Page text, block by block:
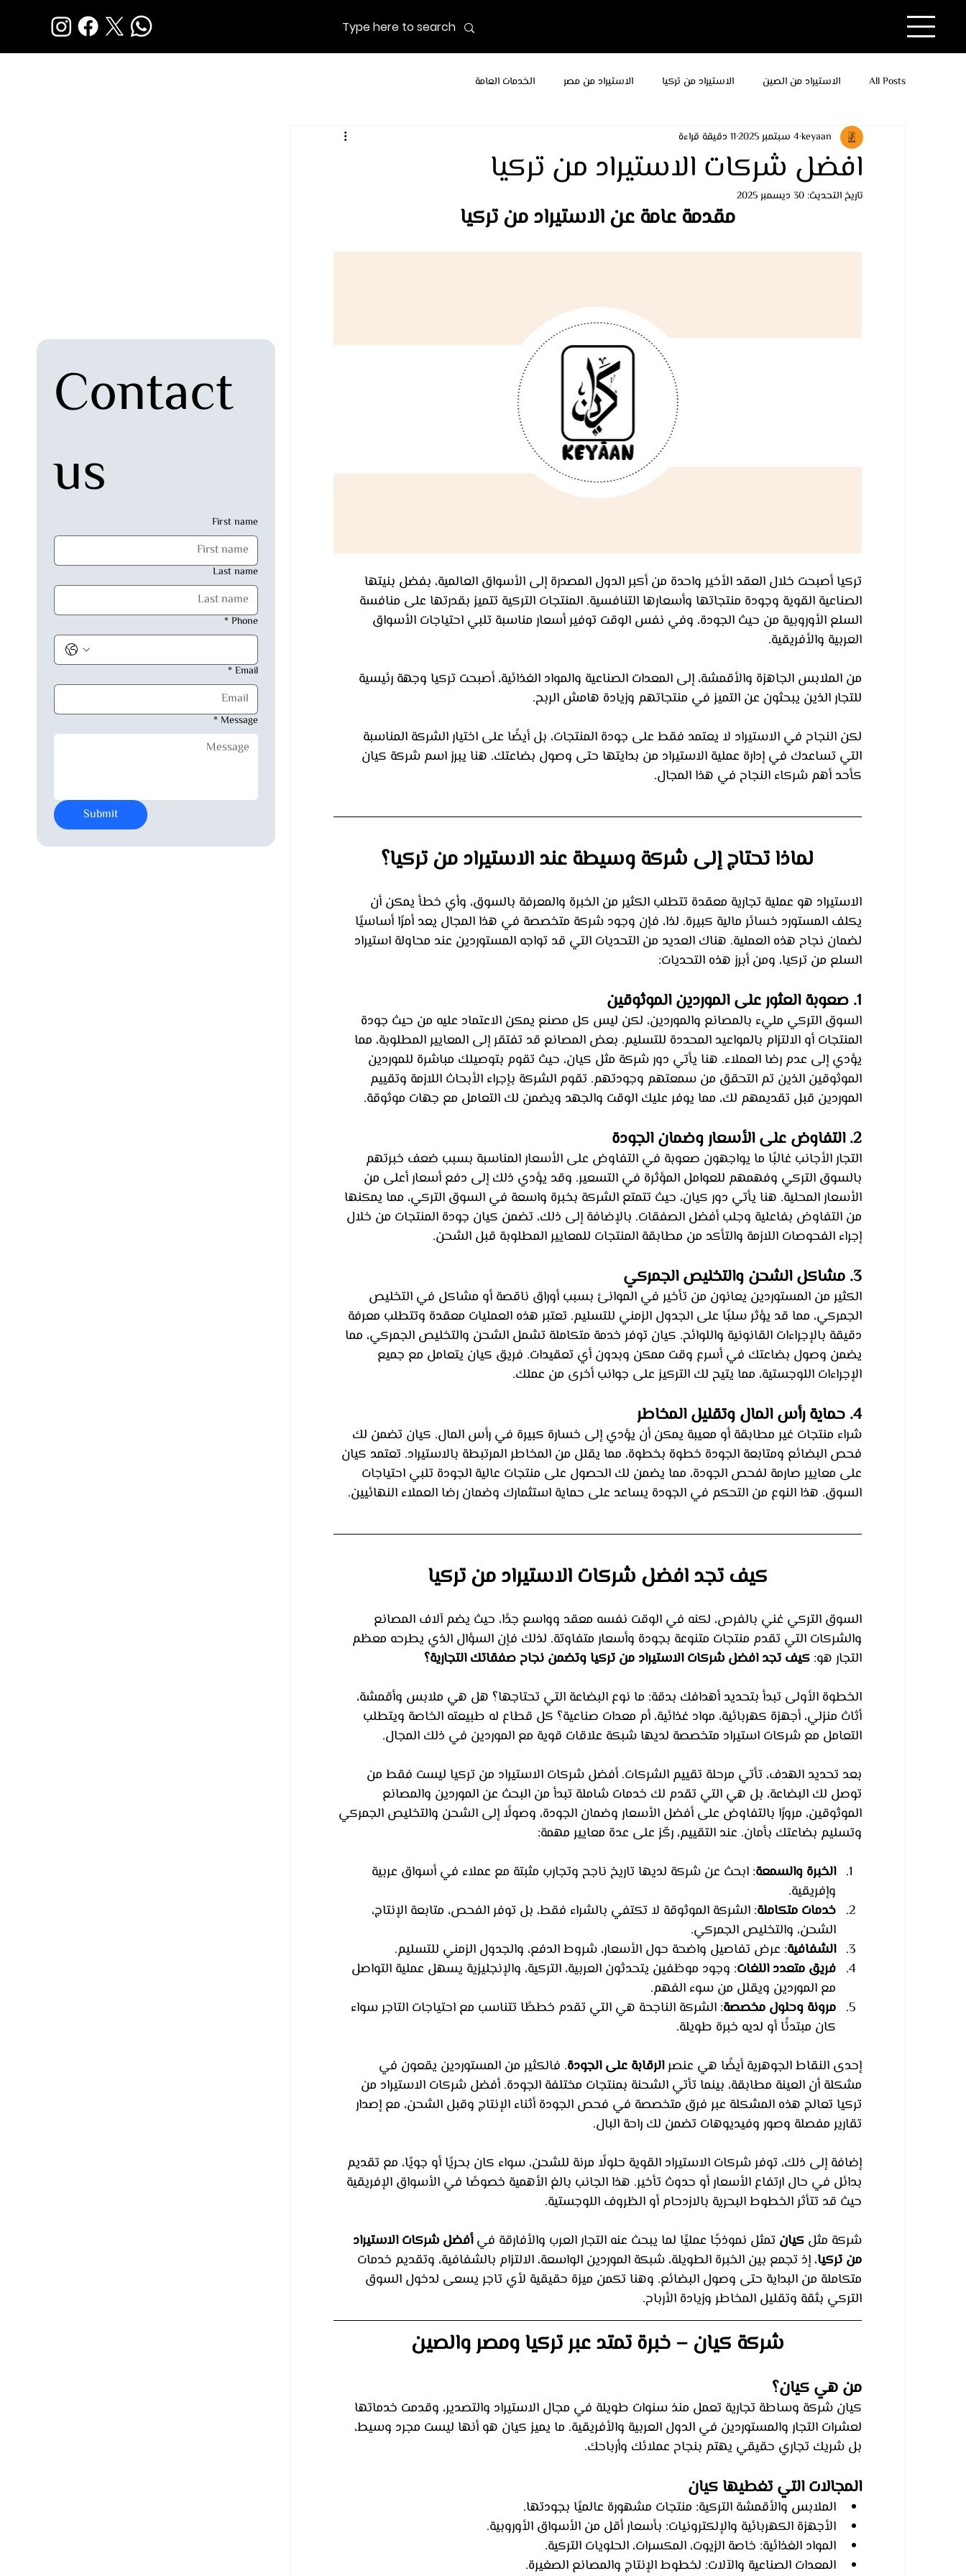
All Posts الاستيراد من الصين الاستيراد من تركيا الاستيراد من مصر الخدمات العامة
افضل شركات الاستيراد من تركيا
keyaan4 سبتمبر 2025 11 دقيقة قراءة
تاريخ التحديث: 30 ديسمبر 2025
مقدمة عامة عن الاستيراد من تركيا
تركيا أصبحت خلال العقد الأخير واحدة من أكبر الدول المصدرة إلى الأسواق العالمية، بفضل بنيتها
الصناعية القوية وجودة منتجاتها وأسعارها التنافسية. المنتجات التركية تتميز بقدرتها على منافسة
السلع الأوروبية من حيث الجودة، وفي نفس الوقت توفير أسعار مناسبة تلبي احتياجات الأسواق
العربية والأفريقية.
من الملابس الجاهزة والأقمشة، إلى المعدات الصناعية والمواد الغذائية، أصبحت تركيا وجهة رئيسية
للتجار الذين يبحثون عن التميز في منتجاتهم وزيادة هامش الربح.
لكن النجاح في الاستيراد لا يعتمد فقط على جودة المنتجات، بل أيضًا على اختيار الشركة المناسبة
التي تساعدك في إدارة عملية الاستيراد من بدايتها حتى وصول بضاعتك. هنا يبرز اسم شركة كيان
كأحد أهم شركاء النجاح في هذا المجال.
لماذا تحتاج إلى شركة وسيطة عند الاستيراد من تركيا؟
الاستيراد هو عملية تجارية معقدة تتطلب الكثير من الخبرة والمعرفة بالسوق، وأي خطأ يمكن أن
يكلف المستورد خسائر مالية كبيرة. لذا، فإن وجود شركة متخصصة في هذا المجال يعد أمرًا أساسيًا
لضمان نجاح هذه العملية. هناك العديد من التحديات التي قد تواجه المستوردين عند محاولة استيراد
السلع من تركيا، ومن أبرز هذه التحديات:
1. صعوبة العثور على الموردين الموثوقين
السوق التركي مليء بالمصانع والموردين، لكن ليس كل مصنع يمكن الاعتماد عليه من حيث جودة
المنتجات أو الالتزام بالمواعيد المحددة للتسليم. بعض المصانع قد تفتقر إلى المعايير المطلوبة، مما
يؤدي إلى عدم رضا العملاء. هنا يأتي دور شركة مثل كيان، حيث تقوم بتوصيلك مباشرة للموردين
الموثوقين الذين تم التحقق من سمعتهم وجودتهم. تقوم الشركة بإجراء الأبحاث اللازمة وتقييم
الموردين قبل تقديمهم لك، مما يوفر عليك الوقت والجهد ويضمن لك التعامل مع جهات موثوقة.
2. التفاوض على الأسعار وضمان الجودة
التجار الأجانب غالبًا ما يواجهون صعوبة في التفاوض على الأسعار المناسبة بسبب ضعف خبرتهم
بالسوق التركي وفهمهم للعوامل المؤثرة في التسعير. وقد يؤدي ذلك إلى دفع أسعار أعلى من
الأسعار المحلية. هنا يأتي دور كيان، حيث تتمتع الشركة بخبرة واسعة في السوق التركي، مما يمكنها
من التفاوض بفاعلية وجلب أفضل الصفقات. بالإضافة إلى ذلك، تضمن كيان جودة المنتجات من خلال
إجراء الفحوصات اللازمة والتأكد من مطابقة المنتجات للمعايير المطلوبة قبل الشحن.
3. مشاكل الشحن والتخليص الجمركي
الكثير من المستوردين يعانون من تأخير في الموانئ بسبب أوراق ناقصة أو مشاكل في التخليص
الجمركي، مما قد يؤثر سلبًا على الجدول الزمني للتسليم. تعتبر هذه العمليات معقدة وتتطلب معرفة
دقيقة بالإجراءات القانونية واللوائح. كيان توفر خدمة متكاملة تشمل الشحن والتخليص الجمركي، مما
يضمن وصول بضاعتك في أسرع وقت ممكن وبدون أي تعقيدات. فريق كيان يتعامل مع جميع
الإجراءات اللوجستية، مما يتيح لك التركيز على جوانب أخرى من عملك.
4. حماية رأس المال وتقليل المخاطر
شراء منتجات غير مطابقة أو معيبة يمكن أن يؤدي إلى خسارة كبيرة في رأس المال. كيان تضمن لك
فحص البضائع ومتابعة الجودة خطوة بخطوة، مما يقلل من المخاطر المرتبطة بالاستيراد. تعتمد كيان
على معايير صارمة لفحص الجودة، مما يضمن لك الحصول على منتجات عالية الجودة تلبي احتياجات
السوق. هذا النوع من التحكم في الجودة يساعد على حماية استثمارك وضمان رضا العملاء النهائيين.
كيف تجد افضل شركات الاستيراد من تركيا
السوق التركي غني بالفرص، لكنه في الوقت نفسه معقد وواسع جدًا، حيث يضم آلاف المصانع
والشركات التي تقدم منتجات متنوعة بجودة وأسعار متفاوتة. لذلك فإن السؤال الذي يطرحه معظم
التجار هو: كيف تجد افضل شركات الاستيراد من تركيا وتضمن نجاح صفقاتك التجارية؟
الخطوة الأولى تبدأ بتحديد أهدافك بدقة: ما نوع البضاعة التي تحتاجها؟ هل هي ملابس وأقمشة،
أثاث منزلي، أجهزة كهربائية، مواد غذائية، أم معدات صناعية؟ كل قطاع له طبيعته الخاصة ويتطلب
التعامل مع شركات استيراد متخصصة لديها شبكة علاقات قوية مع الموردين في ذلك المجال.
بعد تحديد الهدف، تأتي مرحلة تقييم الشركات. أفضل شركات الاستيراد من تركيا ليست فقط من
توصل لك البضاعة، بل هي التي تقدم لك خدمات شاملة تبدأ من البحث عن الموردين والمصانع
الموثوقين، مرورًا بالتفاوض على أفضل الأسعار وضمان الجودة، وصولًا إلى الشحن والتخليص الجمركي
وتسليم بضاعتك بأمان. عند التقييم، ركّز على عدة معايير مهمة:
الخبرة والسمعة: ابحث عن شركة لديها تاريخ ناجح وتجارب مثبتة مع عملاء في أسواق عربية
وإفريقية.
خدمات متكاملة: الشركة الموثوقة لا تكتفي بالشراء فقط، بل توفر الفحص، متابعة الإنتاج،
الشحن، والتخليص الجمركي.
الشفافية: عرض تفاصيل واضحة حول الأسعار، شروط الدفع، والجدول الزمني للتسليم.
فريق متعدد اللغات: وجود موظفين يتحدثون العربية، التركية، والإنجليزية يسهل عملية التواصل
مع الموردين ويقلل من سوء الفهم.
مرونة وحلول مخصصة: الشركة الناجحة هي التي تقدم خططًا تتناسب مع احتياجات التاجر سواء
كان مبتدئًا أو لديه خبرة طويلة.
إحدى النقاط الجوهرية أيضًا هي عنصر الرقابة على الجودة. فالكثير من المستوردين يقعون في
مشكلة أن العينة مطابقة، بينما تأتي الشحنة بمنتجات مختلفة الجودة. أفضل شركات الاستيراد من
تركيا تعالج هذه المشكلة عبر فرق متخصصة في فحص الجودة أثناء الإنتاج وقبل الشحن، مع إصدار
تقارير مفصلة وصور وفيديوهات تضمن لك راحة البال.
إضافة إلى ذلك، توفر شركات الاستيراد القوية حلولًا مرنة للشحن، سواء كان بحريًا أو جويًا، مع تقديم
بدائل في حال ارتفاع الأسعار أو حدوث تأخير. هذا الجانب بالغ الأهمية خصوصًا في الأسواق الإفريقية
حيث قد تتأثر الخطوط البحرية بالازدحام أو الظروف اللوجستية.
شركة مثل كيان تمثل نموذجًا عمليًا لما يبحث عنه التجار العرب والأفارقة في أفضل شركات الاستيراد
من تركيا، إذ تجمع بين الخبرة الطويلة، شبكة الموردين الواسعة، الالتزام بالشفافية، وتقديم خدمات
متكاملة من البداية حتى وصول البضائع. وهنا تكمن ميزة حقيقية لأي تاجر يسعى لدخول السوق
التركي بثقة وتقليل المخاطر وزيادة الأرباح.
شركة كيان – خبرة تمتد عبر تركيا ومصر والصين
من هي كيان؟
كيان شركة وساطة تجارية تعمل منذ سنوات طويلة في مجال الاستيراد والتصدير، وقدمت خدماتها
لعشرات التجار والمستوردين في الدول العربية والأفريقية. ما يميز كيان هو أنها ليست مجرد وسيط،
بل شريك تجاري حقيقي يهتم بنجاح عملائك وأرباحك.
المجالات التي تغطيها كيان
الملابس والأقمشة التركية: منتجات مشهورة عالميًا بجودتها.
الأجهزة الكهربائية والإلكترونيات: بأسعار أقل من الأسواق الأوروبية.
المواد الغذائية: خاصة الزيوت، المكسرات، الحلويات التركية.
المعدات الصناعية والآلات: لخطوط الإنتاج والمصانع الصغيرة.
Contact
us
First name
Last name
Phone
*
Email
*
Message
*
Submit